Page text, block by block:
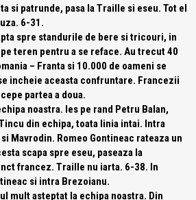
si patrunde, pasa la Traille si eseu. Tot el
6-31.
spre standurile de bere si tricouri, in
teren pentru a se reface. Au trecut 40
– Franta si 10.000 de oameni se
incheie aceasta confruntare. Francezii
partea a doua.
noastra. Ies pe rand Petru Balan,
din echipa, toata linia intai. Intra
Mavrodin. Romeo Gontineac rateaza un
scapa spre eseu, paseaza la
francez. Traille nu iarta. 6-38. In
si intra Brezoianu.
mult asteptat la echipa noastra. Din